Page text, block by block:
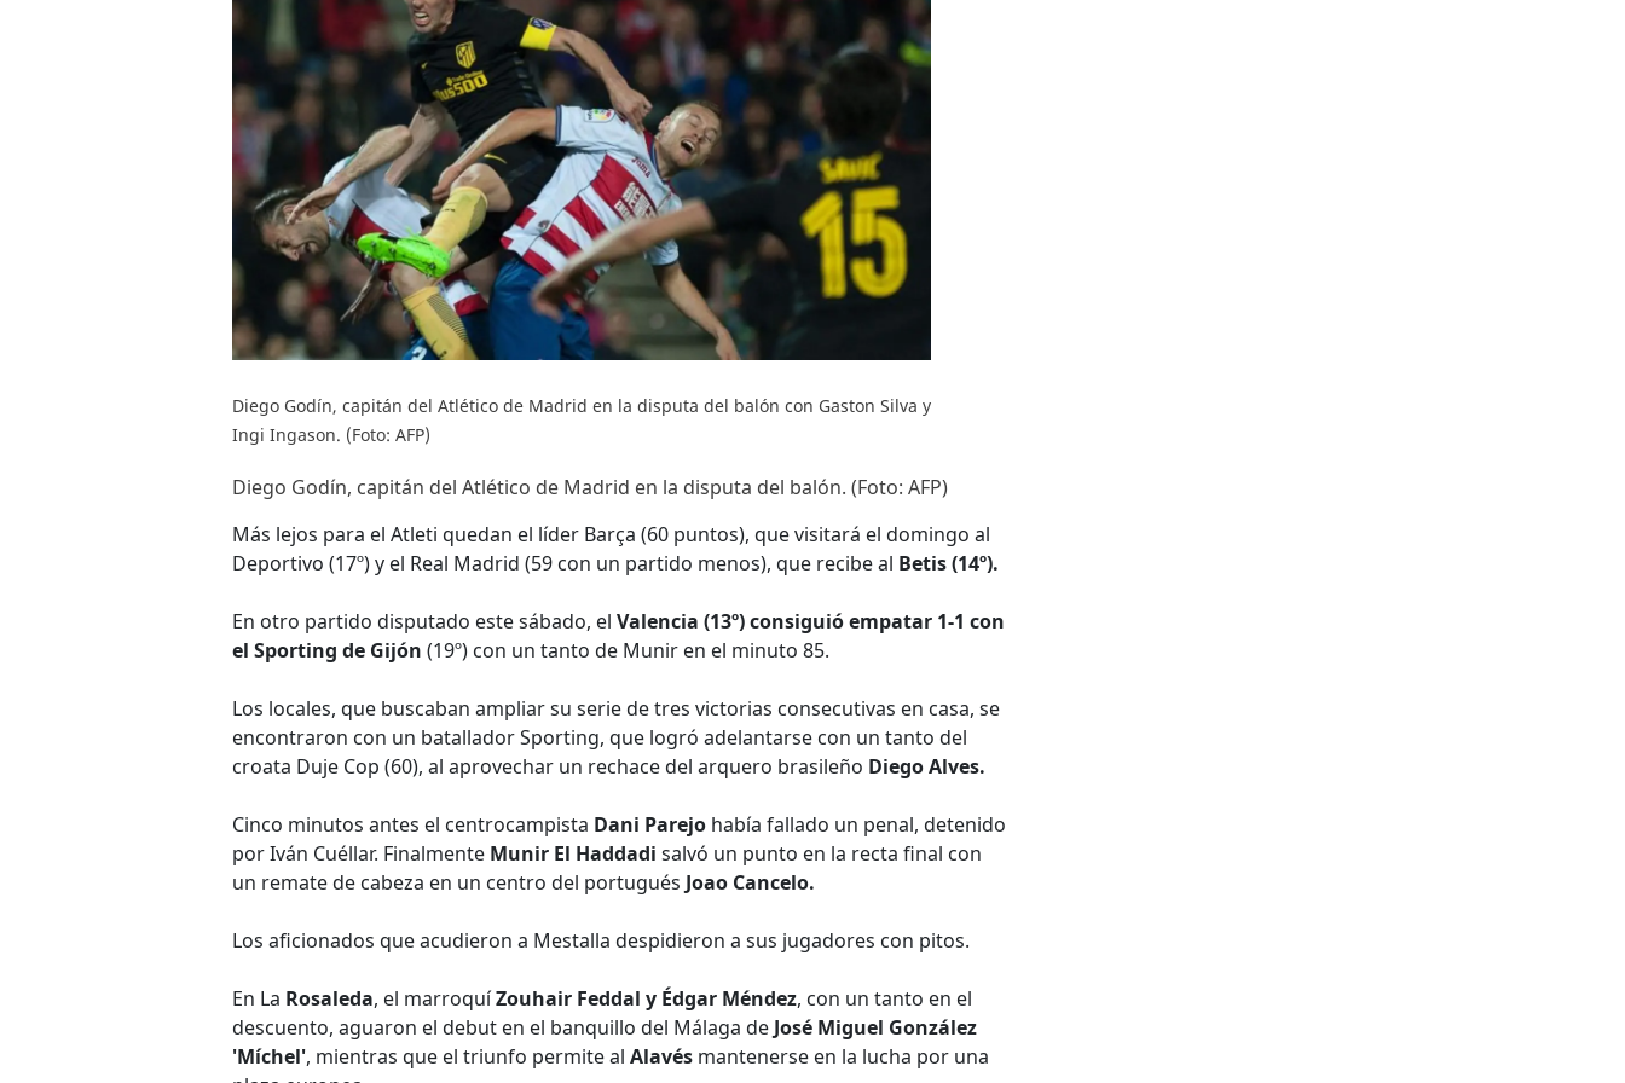
Diego Godín, capitán del Atlético de Madrid en la disputa del balón con Gaston Silva y
Ingi Ingason. (Foto: AFP)
Diego Godín, capitán del Atlético de Madrid en la disputa del balón. (Foto: AFP)
Más lejos para el Atleti quedan el líder Barça (60 puntos), que visitará el domingo al
Deportivo (17º) y el Real Madrid (59 con un partido menos), que recibe al Betis (14º).
En otro partido disputado este sábado, el Valencia (13º) consiguió empatar 1-1 con
el Sporting de Gijón (19º) con un tanto de Munir en el minuto 85.
Los locales, que buscaban ampliar su serie de tres victorias consecutivas en casa, se
encontraron con un batallador Sporting, que logró adelantarse con un tanto del
croata Duje Cop (60), al aprovechar un rechace del arquero brasileño Diego Alves.
Cinco minutos antes el centrocampista Dani Parejo había fallado un penal, detenido
por Iván Cuéllar. Finalmente Munir El Haddadi salvó un punto en la recta final con
un remate de cabeza en un centro del portugués Joao Cancelo.
Los aficionados que acudieron a Mestalla despidieron a sus jugadores con pitos.
En La Rosaleda, el marroquíZouhair Feddal y Édgar Méndez, con un tanto en el
descuento, aguaron el debut en el banquillo del Málaga de José Miguel González
'Míchel', mientras que el triunfo permite al Alavés mantenerse en la lucha por una